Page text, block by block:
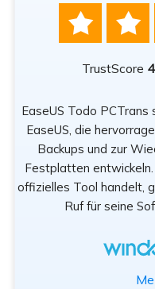
 
TrustScore
EaseUS Todo
EaseUS, die
Backups und zur
Festplatten
offizielles Tool handelt,
Ruf für seine